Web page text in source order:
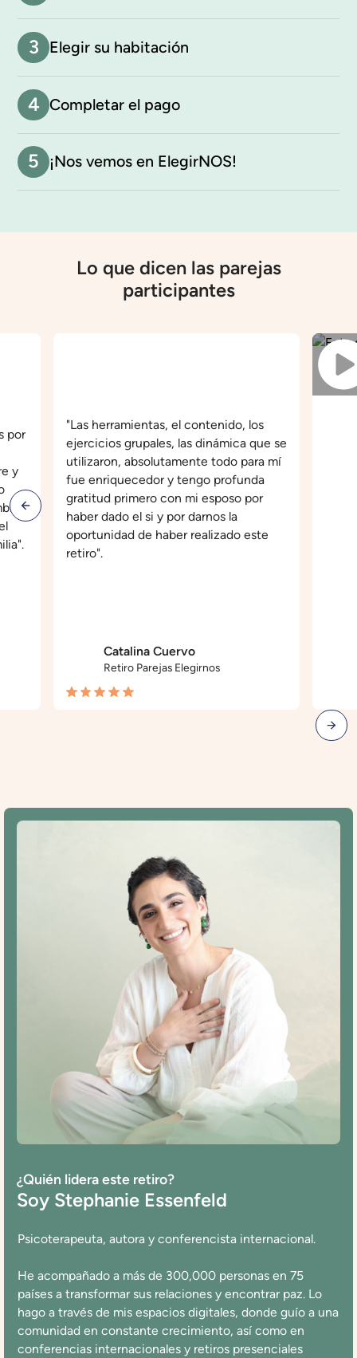
3 Elegir su habitación
4 Completar el pago
5 ¡Nos vemos en ElegirNOS!
Lo que dicen las parejas
participantes
por
y
"Las herramientas, el contenido, los
ejercicios grupales, las dinámica que se
utilizaron, absolutamente todo para mí
fue enriquecedor y tengo profunda
gratitud primero con mi esposo por
haber dado el si y por darnos la
oportunidad de haber realizado este
retiro".
Catalina Cuervo
Retiro Parejas Elegirnos
¿Quién lidera este retiro?
Soy Stephanie Essenfeld
Psicoterapeuta, autora y conferencista internacional.
He acompañado a más de 300,000 personas en 75
países a transformar sus relaciones y encontrar paz. Lo
hago a través de mis espacios digitales, donde guío a una
comunidad en constante crecimiento, así como en
conferencias internacionales y retiros presenciales